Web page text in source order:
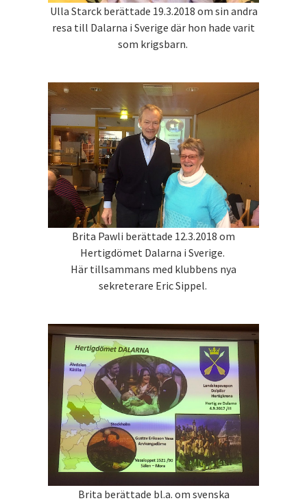
Ulla Starck berättade 19.3.2018 om sin andra
resa till Dalarna i Sverige där hon hade varit
som krigsbarn.
Brita Pawli berättade 12.3.2018 om
Hertigdömet Dalarna i Sverige.
Här tillsammans med klubbens nya
sekreterare Eric Sippel.
Brita berättade bl.a. om svenska